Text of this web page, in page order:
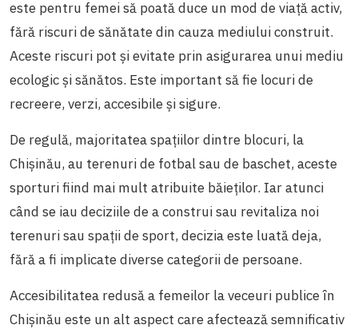
este pentru femei să poată duce un mod de viață activ,
fără riscuri de sănătate din cauza mediului construit.
Aceste riscuri pot și evitate prin asigurarea unui mediu
ecologic și sănătos. Este important să fie locuri de
recreere, verzi, accesibile și sigure.
De regulă, majoritatea spațiilor dintre blocuri, la
Chișinău, au terenuri de fotbal sau de baschet, aceste
sporturi fiind mai mult atribuite băieților. Iar atunci
când se iau deciziile de a construi sau revitaliza noi
terenuri sau spații de sport, decizia este luată deja,
fără a fi implicate diverse categorii de persoane.
Accesibilitatea redusă a femeilor la veceuri publice în
Chișinău este un alt aspect care afectează semnificativ